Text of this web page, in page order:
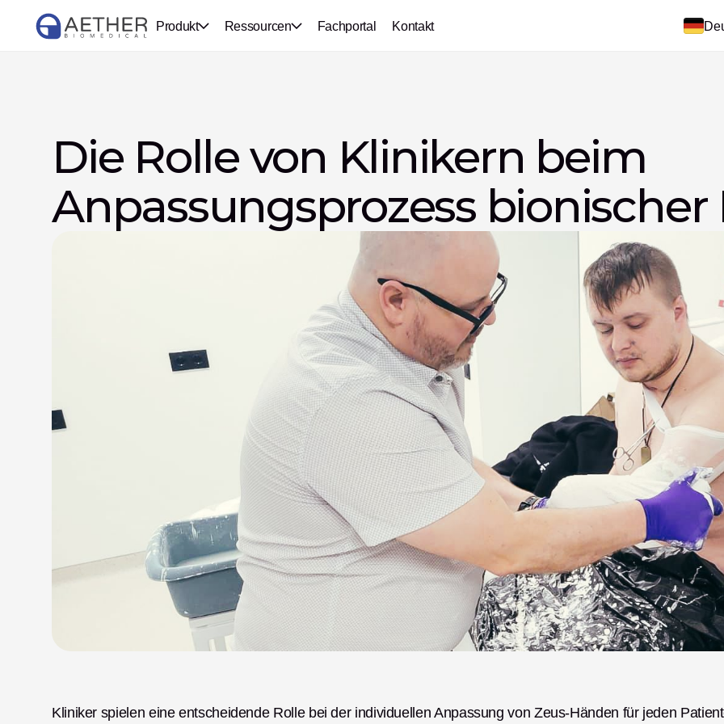
Produkt Ressourcen Fachportal Kontakt
Die Rolle von Klinikern beim
Anpassungsprozess bionischer
Kliniker spielen eine entscheidende Rolle bei der individuellen Anpassung von Zeus-Händen für jeden